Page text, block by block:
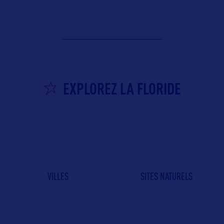
EXPLOREZ LA FLORIDE
VILLES SITES NATURELS